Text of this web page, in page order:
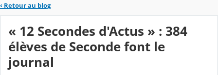
‹ Retour au blog
« 12 Secondes d'Actus » : 384
élèves de Seconde font le
journal